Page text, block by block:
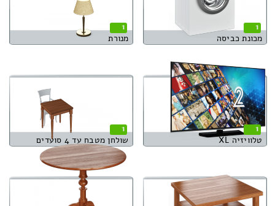
1
מכונת כביסה
1
מנורת
1
טלוויזיה XL
1
שולחן מטבח עד 4 סועדים